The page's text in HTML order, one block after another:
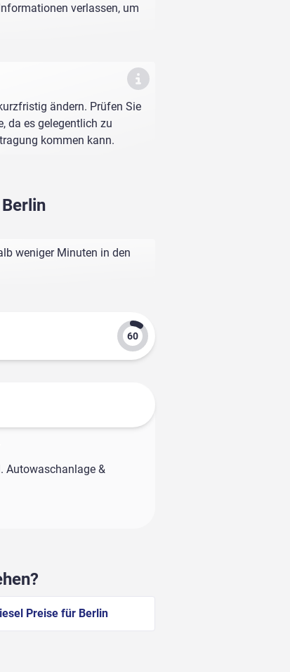
verlassen, um
ändern. Prüfen Sie
da es gelegentlich zu
kommen kann.
weniger Minuten in den
Autowaschanlage &
Preise für Berlin